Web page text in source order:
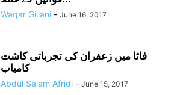
Waqar Gillani - June 16, 2017
فاٹا میں زعفران کی تجرباتی کاشت
کامیاب
Abdul Salam Afridi - June 15, 2017